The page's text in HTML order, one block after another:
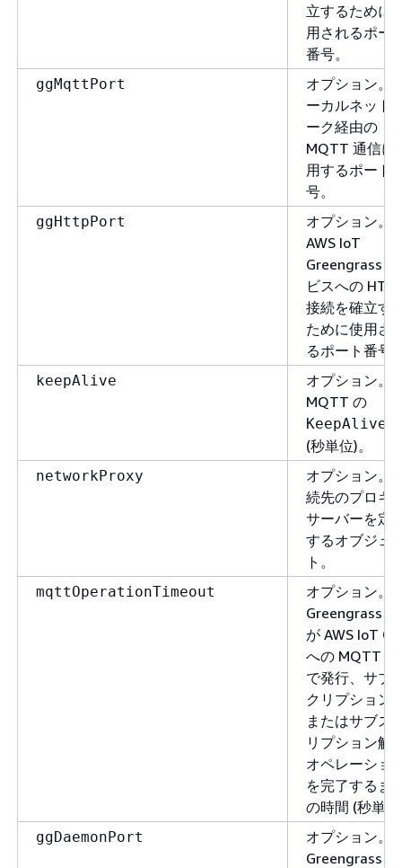
立するために
用されるポー
番号。
ggMqttPort
オプション。
ーカルネット
ーク経由の
MQTT 通信に
用するポート
号。
ggHttpPort
オプション。
AWS IoT
Greengrass
ビスへの
接続を確立す
ために使用さ
るポート番号
keepAlive
オプション。
MQTT の
KeepAlive
(秒単位)。
networkProxy
オプション。
続先のプロキ
サーバーを定
するオブジェ
ト。
mqttOperationTimeout
オプション。
Greengrass
が AWS IoT
への MQTT
で発行、サブ
クリプション
またはサブス
リプション解
オペレーショ
を完了するま
の時間 (秒単
ggDaemonPort
オプション。
Greengrass